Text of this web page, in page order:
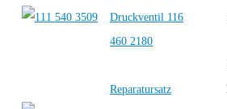
Druckventil 116
460 2180
Reparatursatz